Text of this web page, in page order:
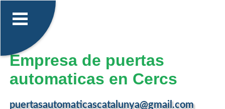
Empresa de puertas
automaticas en Cercs
puertasautomaticascatalunya@gmail.com